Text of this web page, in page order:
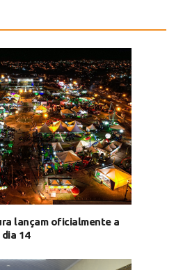
lançam oficialmente a
14